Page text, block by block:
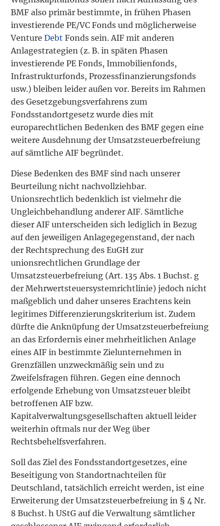
BMF also primär bestimmte, in frühen Phasen
investierende PE/VC Fonds und möglicherweise
VentureDebt Fonds sein. AIF mit anderen
Anlagestrategien (z. B. in späten Phasen
investierende PE Fonds, Immobilienfonds,
Infrastrukturfonds, Prozessfinanzierungsfonds
usw.) bleiben leider außen vor. Bereits im Rahmen
des Gesetzgebungsverfahrens zum
Fondsstandortgesetz wurde dies mit
europarechtlichen Bedenken des BMF gegen eine
weitere Ausdehnung der Umsatzsteuerbefreiung
auf sämtliche AIF begründet.
Diese Bedenken des BMF sind nach unserer
Beurteilung nicht nachvollziehbar.
Unionsrechtlich bedenklich ist vielmehr die
Ungleichbehandlung anderer AIF. Sämtliche
dieser AIF unterscheiden sich lediglich in Bezug
auf den jeweiligen Anlagegegenstand, der nach
der Rechtsprechung des EuGH zur
unionsrechtlichen Grundlage der
Umsatzsteuerbefreiung (Art. 135 Abs. 1 Buchst. g
der Mehrwertsteuersystemrichtlinie) jedoch nicht
maßgeblich und daher unseres Erachtens kein
legitimes Differenzierungskriterium ist. Zudem
dürfte die Anknüpfung der Umsatzsteuerbefreiung
an das Erfordernis einer mehrheitlichen Anlage
eines AIF in bestimmte Zielunternehmen in
Grenzfällen unzweckmäßig sein und zu
Zweifelsfragen führen. Gegen eine dennoch
erfolgende Erhebung von Umsatzsteuer bleibt
betroffenen AIF bzw.
Kapitalverwaltungsgesellschaften aktuell leider
weiterhin oftmals nur der Weg über
Rechtsbehelfsverfahren.
Soll das Ziel des Fondsstandortgesetzes, eine
Beseitigung von Standortnachteilen für
Deutschland, tatsächlich erreicht werden, ist eine
Erweiterung der Umsatzsteuerbefreiung in § 4 Nr.
8 Buchst. h UStG auf die Verwaltung sämtlicher